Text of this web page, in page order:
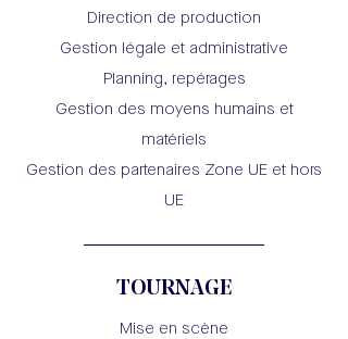
Direction de production
Gestion légale et administrative
Planning, repérages
Gestion des moyens humains et
matériels
Gestion des partenaires Zone UE et hors
UE
TOURNAGE
Mise en scène